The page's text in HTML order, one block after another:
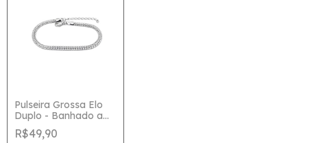
Pulseira Grossa Elo
Duplo - Banhado a
Prata
R$49,90